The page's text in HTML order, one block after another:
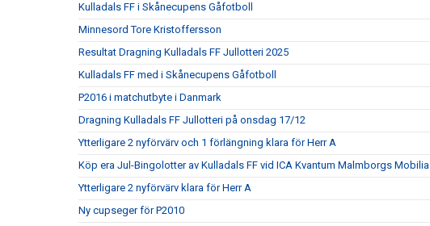
Kulladals FF i Skånecupens Gåfotboll
Minnesord Tore Kristoffersson
Resultat Dragning Kulladals FF Jullotteri 2025
Kulladals FF med i Skånecupens Gåfotboll
P2016 i matchutbyte i Danmark
Dragning Kulladals FF Jullotteri på onsdag 17/12
Ytterligare 2 nyförvärv och 1 förlängning klara för Herr A
Köp era Jul-Bingolotter av Kulladals FF vid ICA Kvantum Malmborgs Mobilia
Ytterligare 2 nyförvärv klara för Herr A
Ny cupseger för P2010